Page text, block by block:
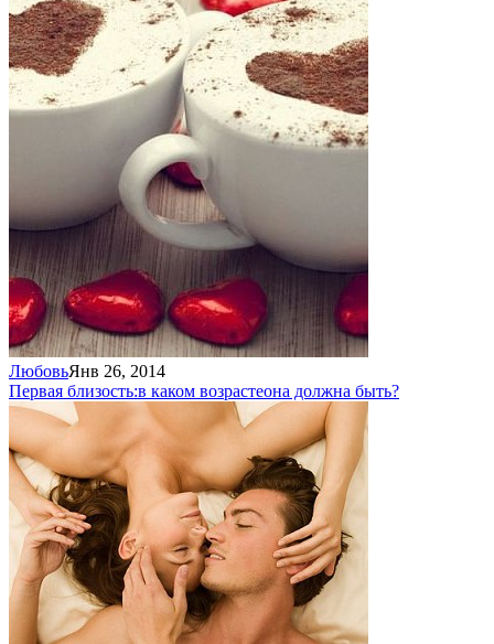
ЛюбовьЯнв 26, 2014
Первая близость:в каком возрастеона должна быть?